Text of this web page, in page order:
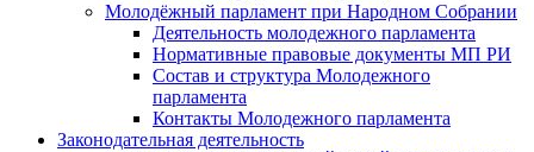
Молодёжный парламент при Народном Собрании
Деятельность молодежного парламента
Нормативные правовые документы МП РИ
Состав и структура Молодежного
парламента
Контакты Молодежного парламента
Законодательная деятельность